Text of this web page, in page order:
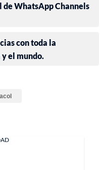
de WhatsApp Channels
con toda la
el mundo.